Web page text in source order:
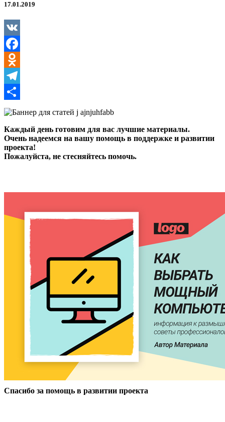
17.01.2019
VK
Facebook
Odnoklassniki
Telegram
Отправить
Каждый день готовим для вас лучшие материалы.
Очень надеемся на вашу помощь в поддержке и развитии
проекта!
Пожалуйста, не стесняйтесь помочь.
Спасибо за помощь в развитии проекта